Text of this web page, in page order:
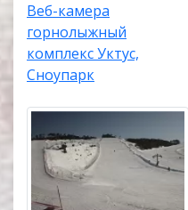
Веб-камера
горнолыжный
комплекс Уктус,
Сноупарк